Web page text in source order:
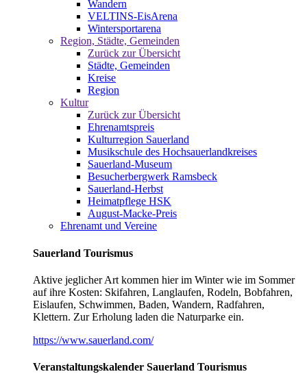
Wandern
VELTINS-EisArena
Wintersportarena
Region, Städte, Gemeinden
Zurück zur Übersicht
Städte, Gemeinden
Kreise
Region
Kultur
Zurück zur Übersicht
Ehrenamtspreis
Kulturregion Sauerland
Musikschule des Hochsauerlandkreises
Sauerland-Museum
Besucherbergwerk Ramsbeck
Sauerland-Herbst
Heimatpflege HSK
August-Macke-Preis
Ehrenamt und Vereine
Sauerland Tourismus
Aktive jeglicher Art kommen hier im Winter wie im Sommer
auf ihre Kosten: Skifahren, Langlaufen, Rodeln, Bobfahren,
Eislaufen, Schwimmen, Baden, Wandern, Radfahren,
Klettern. Zur Erholung laden die Naturparke ein.
https://www.sauerland.com/
Veranstaltungskalender Sauerland Tourismus